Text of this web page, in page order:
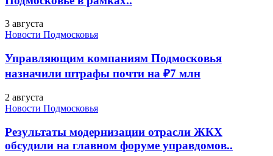
3 августа
Новости Подмосковья
Управляющим компаниям Подмосковья
назначили штрафы почти на ₽7 млн
2 августа
Новости Подмосковья
Результаты модернизации отрасли ЖКХ
обсудили на главном форуме управдомов..